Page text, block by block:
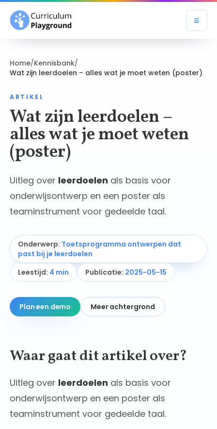
≡
Home/Kennisbank/
Wat zijn leerdoelen – alles wat je moet weten (poster)
ARTIKEL
Wat zijn leerdoelen –
alles wat je moet weten
(poster)
Uitleg over leerdoelen als basis voor
onderwijsontwerp en een poster als
teaminstrument voor gedeelde taal.
Onderwerp: Toetsprogramma ontwerpen dat
past bij je leerdoelen
Leestijd: 4 min Publicatie: 2025-05-15
Plan een demo Meer achtergrond
Waar gaat dit artikel over?
Uitleg over leerdoelen als basis voor
onderwijsontwerp en een poster als
teaminstrument voor gedeelde taal.